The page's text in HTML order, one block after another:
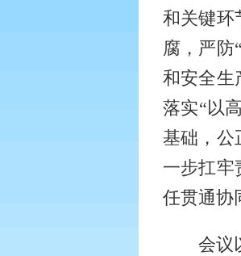
和关键环
腐，严防
和安全生
落实“以
基础，公
一步扛牢
任贯通协
会议